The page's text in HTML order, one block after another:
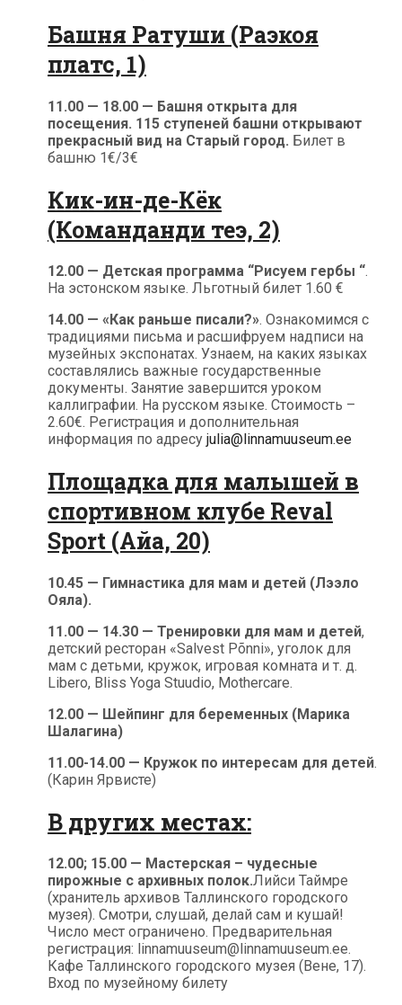
Башня Ратуши (Раэкоя
платс, 1)
11.00 — 18.00 — Башня открыта для
посещения. 115 ступеней башни открывают
прекрасный вид на Старый город. Билет в
башню 1€/3€
Кик-ин-де-Кёк
(Команданди теэ, 2)
12.00 — Детская программа “Рисуем гербы “.
На эстонском языке. Льготный билет 1.60 €
14.00 — «Как раньше писали?». Ознакомимся с
традициями письма и расшифруем надписи на
музейных экспонатах. Узнаем, на каких языках
составлялись важные государственные
документы. Занятие завершится уроком
каллиграфии. На русском языке. Стоимость –
2.60€. Регистрация и дополнительная
информация по адресу julia@linnamuuseum.ee
Площадка для малышей в
спортивном клубе Reval
Sport (Айа, 20)
10.45 — Гимнастика для мам и детей (Лээло
Ояла).
11.00 — 14.30 — Тренировки для мам и детей,
детский ресторан «Salvest Põnni», уголок для
мам с детьми, кружок, игровая комната и т. д.
Libero, Bliss Yoga Stuudio, Mothercare.
12.00 — Шейпинг для беременных (Марика
Шалагина)
11.00-14.00 — Кружок по интересам для детей.
(Карин Ярвисте)
В других местах:
12.00; 15.00 — Мастерская – чудесные
пирожные с архивных полок.Лийси Таймре
(хранитель архивов Таллинского городского
музея). Смотри, слушай, делай сам и кушай!
Число мест ограничено. Предварительная
регистрация: linnamuuseum@linnamuuseum.ee.
Кафе Таллинского городского музея (Вене, 17).
Вход по музейному билету